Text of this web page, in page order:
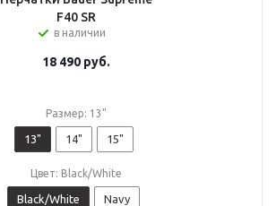
F40 SR
в наличии
18 490руб.
Размер: 13"
13" 14" 15"
Цвет: Black/White
Black/White Navy